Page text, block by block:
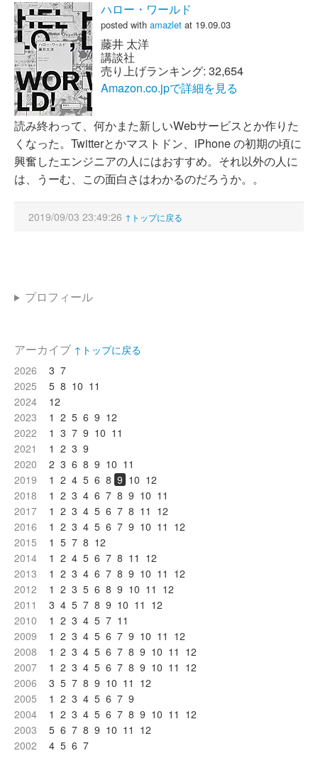
ハロー・ワールド
posted with amazlet at 19.09.03
藤井 太洋
講談社
売り上げランキング: 32,654
Amazon.co.jpで詳細を見る
読み終わって、何かまた新しいWebサービスとか作りた
くなった。Twitterとかマストドン、iPhone の初期の頃に
興奮したエンジニアの人にはおすすめ。それ以外の人に
は、うーむ、この面白さはわかるのだろうか。。
2019/09/03 23:49:26 ↑トップに戻る
プロフィール
アーカイブ ↑トップに戻る
2026
3 7
2025
5 8 10 11
2024
12
2023
1 2 5 6 9 12
2022
1 3 7 9 10 11
2021
1 2 3 9
2020
2 3 6 8 9 10 11
2019
1 2 4 5 6 8 9 10 12
2018
1 2 3 4 6 7 8 9 10 11
2017
1 2 3 4 5 6 7 8 11 12
2016
1 2 3 4 5 6 7 9 10 11 12
2015
1 5 7 8 12
2014
1 2 4 5 6 7 8 11 12
2013
1 2 3 4 6 7 8 9 10 11 12
2012
1 2 3 5 6 8 9 10 11 12
2011
3 4 5 7 8 9 10 11 12
2010
1 2 3 4 5 7 11
2009
1 2 3 4 5 6 7 9 10 11 12
2008
1 2 3 4 5 6 7 8 9 10 11 12
2007
1 2 3 4 5 6 7 8 9 10 11 12
2006
3 5 7 8 9 10 11 12
2005
1 2 3 4 5 6 7 9
2004
1 2 3 4 5 6 7 8 9 10 11 12
2003
5 6 7 8 9 10 11 12
2002
4 5 6 7